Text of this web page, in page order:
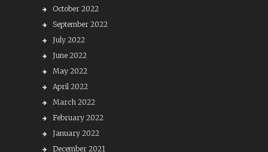
October 2022
September 2022
July 2022
June 2022
May 2022
April 2022
March 2022
February 2022
January 2022
December 2021